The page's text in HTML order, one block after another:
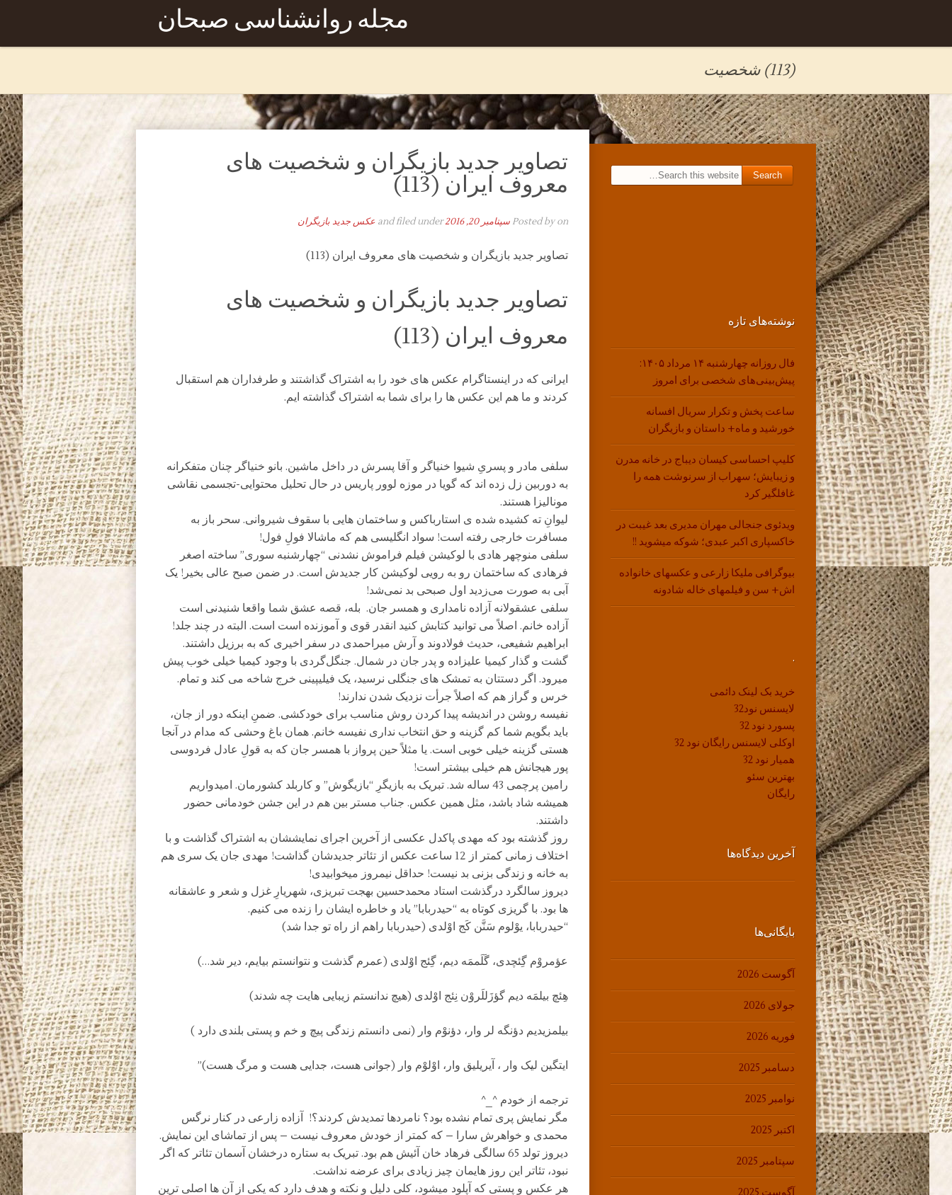
مجله روانشناسی صبحان
(113) شخصیت
تصاویر جدید بازیگران و شخصیت های
معروف ایران (113)
Posted byon سپتامبر 20, 2016 and filed under عکس جدید بازیگران
تصاویر جدید بازیگران و شخصیت های معروف ایران (113)
تصاویر جدید بازیگران و شخصیت های
معروف ایران (113)
ایرانی که در اینستاگرام عکس های خود را به اشتراک گذاشتند و طرفداران هم استقبال
کردند و ما هم این عکس ها را برای شما به اشتراک گذاشته ایم.
سلفی مادر و پسریِ شیوا خنیاگر و آقا پسرش در داخل ماشین. بانو خنیاگر چنان متفکرانه
به دوربین زل زده اند که گویا در موزه لوور پاریس در حال تحلیل محتوایی-تجسمی نقاشی
مونالیزا هستند.
لیوانِ ته کشیده شده ی استارباکس و ساختمان هایی با سقوف شیروانی. سحر باز به
مسافرت خارجی رفته است! سواد انگلیسی هم که ماشالا فولِ فول!
سلفی منوچهر هادی با لوکیشن فیلم فراموش نشدنی “چهارشنبه سوری” ساخته اصغر
فرهادی که ساختمان رو به رویی لوکیشن کار جدیدش است. در ضمن صبح عالی بخیر! یک
آبی به صورت می‌زدید اول صبحی بد نمی‌شد!
سلفی عشقولانه آزاده نامداری و همسر جان. بله، قصه عشق شما واقعا شنیدنی است
آزاده خانم. اصلاً می توانید کتابش کنید انقدر قوی و آموزنده است است. البته در چند جلد!
ابراهیم شفیعی، حدیث فولادوند و آرش میراحمدی در سفر اخیری که به برزیل داشتند.
گشت و گذار کیمیا علیزاده و پدر جان در شمال. جنگل‌گردی با وجود کیمیا خیلی خوب پیش
میرود. اگر دستتان به تمشک های جنگلی نرسید، یک فیلیپینی خرج شاخه می کند و تمام.
خرس و گراز هم که اصلاً جرأت نزدیک شدن ندارند!
نفیسه روشن در اندیشه پیدا کردن روش مناسب برای خودکشی. ضمنِ اینکه دور از جان،
باید بگویم شما کم گزینه و حق انتخاب نداری نفیسه خانم. همان باغ وحشی که مدام در آنجا
هستی گزینه خیلی خوبی است. یا مثلاً حین پرواز با همسر جان که به قولِ عادل فردوسی
پور هیجانش هم خیلی بیشتر است!
رامین پرچمی 43 ساله شد. تبریک به بازیگرِ “بازیگوش” و کاربلد کشورمان. امیدواریم
همیشه شاد باشد، مثل همین عکس. جناب مستر بین هم در این جشن خودمانی حضور
داشتند.
روز گذشته بود که مهدی پاکدل عکسی از آخرین اجرای نمایششان به اشتراک گذاشت و با
اختلاف زمانی کمتر از 12 ساعت عکس از تئاتر جدیدشان گذاشت! مهدی جان یک سری هم
به خانه و زندگی بزنی بد نیست! حداقل نیمروز میخوابیدی!
دیروز سالگرد درگذشت استاد محمدحسین بهجت تبریزی، شهریارِ غزل و شعر و عاشقانه
ها بود. با گریزی کوتاه به “حیدربابا” یاد و خاطره ایشان را زنده می کنیم.
“حیدربابا، یوْلوم سَنَّن کَج اوْلدى (حیدربابا راهم از راه تو جدا شد)
عؤمروْم گِئچدى، گَلَممَه دیم، گِئج اوْلدى (عمرم گذشت و نتوانستم بیایم، دیر شد…)
هِئچ بیلمَه دیم گؤزَللَروْن نِئج اوْلدى (هیچ ندانستم زیبایی هایت چه شدند)
بیلمزیدیم دؤنگه لر وار،‌ دؤنوْم وار (نمی دانستم زندگی پیچ و خم و پستی بلندی دارد )
ایتگین لیک وار ، آیریلیق وار، اوْلوْم وار (جوانی هست، جدایی هست و مرگ هست)”
ترجمه از خودم ^_^
مگر نمایش پری تمام نشده بود؟ نامردها تمدیدش کردند؟! آزاده زارعی در کنار نرگس
محمدی و خواهرش سارا – که کمتر از خودش معروف نیست – پس از تماشای این نمایش.
دیروز تولد 65 سالگی فرهاد خان آئیش هم بود. تبریک به ستاره درخشان آسمان تئاتر که اگر
نبود، تئاتر این روز هایمان چیز زیادی برای عرضه نداشت.
هر عکس و پستی که آپلود میشود، کلی دلیل و نکته و هدف دارد که یکی از آن ها اصلی ترین
Search for:
نوشته‌های تازه
فال روزانه چهارشنبه ۱۴ مرداد ۱۴۰۵:
پیش‌بینی‌های شخصی برای امروز
ساعت پخش و تکرار سریال افسانه
خورشید و ماه+ داستان و بازیگران
کلیپ احساسی کیسان دیباج در خانه مدرن
و زیبایش؛ سهراب از سرنوشت همه را
غافلگیر کرد
ویدئوی جنجالی مهران مدیری بعد غیبت در
خاکسپاری اکبر عبدی؛ شوکه میشوید !!
بیوگرافی ملیکا زارعی و عکسهای خانواده
اش+ سن و فیلمهای خاله شادونه
.
خرید بک لینک دائمی
لایسنس نود32
پسورد نود 32
اوکلی لایسنس رایگان نود 32
همیار نود 32
بهترین سئو
رایگان
آخرین دیدگاه‌ها
بایگانی‌ها
آگوست 2026
جولای 2026
فوریه 2026
دسامبر 2025
نوامبر 2025
اکتبر 2025
سپتامبر 2025